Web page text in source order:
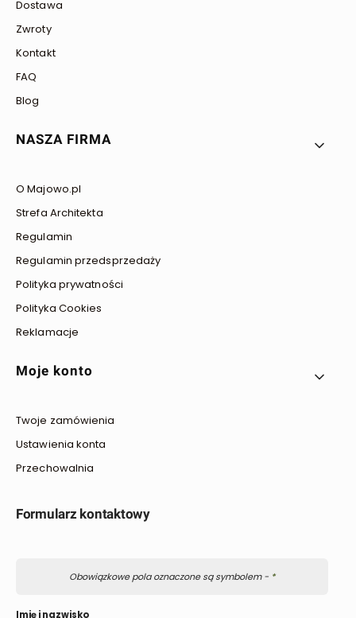
Dostawa
Zwroty
Kontakt
FAQ
Blog
NASZA FIRMA
O Majowo.pl
Strefa Architekta
Regulamin
Regulamin przedsprzedaży
Polityka prywatności
Polityka Cookies
Reklamacje
Moje konto
Twoje zamówienia
Ustawienia konta
Przechowalnia
Formularz kontaktowy
Obowiązkowe pola oznaczone są symbolem - *
Imię i nazwisko